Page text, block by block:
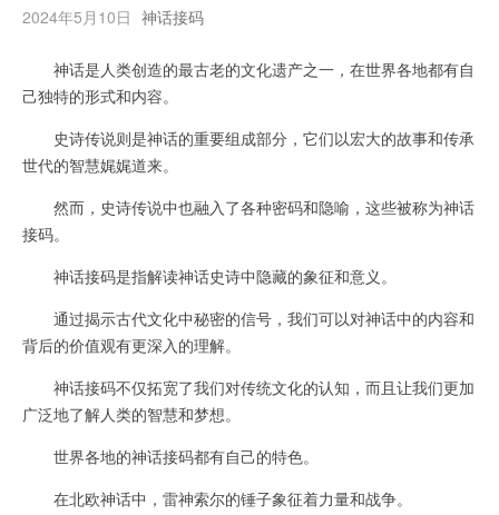
2024年5月10日 神话接码
神话是人类创造的最古老的文化遗产之一，在世界各地都有自
己独特的形式和内容。
史诗传说则是神话的重要组成部分，它们以宏大的故事和传承
世代的智慧娓娓道来。
然而，史诗传说中也融入了各种密码和隐喻，这些被称为神话
接码。
神话接码是指解读神话史诗中隐藏的象征和意义。
通过揭示古代文化中秘密的信号，我们可以对神话中的内容和
背后的价值观有更深入的理解。
神话接码不仅拓宽了我们对传统文化的认知，而且让我们更加
广泛地了解人类的智慧和梦想。
世界各地的神话接码都有自己的特色。
在北欧神话中，雷神索尔的锤子象征着力量和战争。